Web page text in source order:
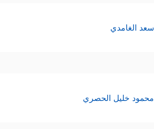
سعد الغامدي
محمود خليل الحصري